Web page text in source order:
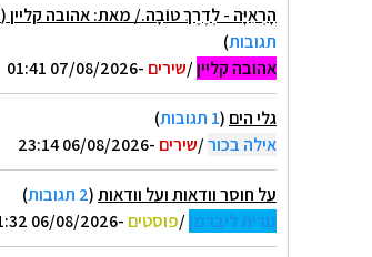
הָרְאִיָּה - לְדֶרֶךְ טוֹבָה./ מאת: אהובה קליין (c)
תגובות)
אהובה קליין/שירים -07/08/2026 01:41
גלי הים (1 תגובות
)
אילה בכור/שירים -06/08/2026 23:14
על חוסר וודאות ועל וודאות(2 תגובות
)
נורית ליברמן/פוסטים -06/08/2026 21:32